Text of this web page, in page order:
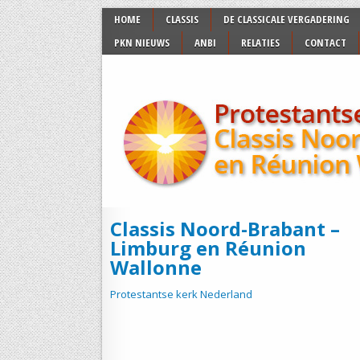
HOME CLASSIS DE CLASSICALE VERGADERING
PKN NIEUWS
ANBI RELATIES CONTACT
Classis Noord-Brabant –
Limburg en Réunion
Wallonne
Protestantse kerk Nederland